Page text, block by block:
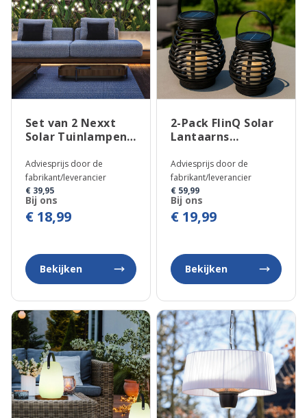
Set van 2 Nexxt
Solar Tuinlampen
Adviesprijs door de
fabrikant/leverancier
€ 39,95
Bij ons
€ 18,99
Bekijken
2-Pack FlinQ Solar
Lantaarns
Adviesprijs door de
fabrikant/leverancier
€ 59,99
Bij ons
€ 19,99
Bekijken